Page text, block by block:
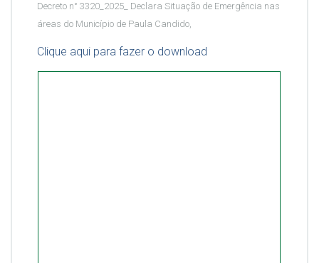
Decreto n° 3320_2025_ Declara Situação de Emergência nas
áreas do Município de Paula Candido,
Clique aqui para fazer o download